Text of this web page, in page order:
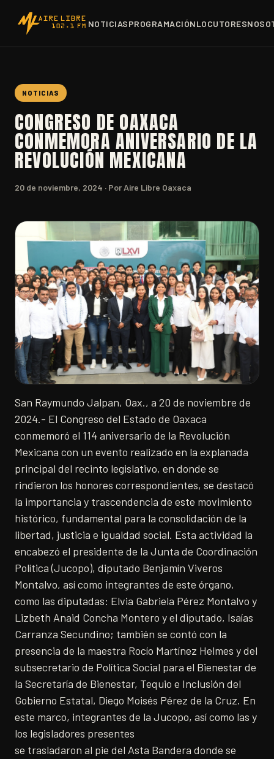
NOTICIASPROGRAMACIÓNLOCUTORES
NOTICIAS
CONGRESO DE OAXACA
CONMEMORA ANIVERSARIO DE LA
REVOLUCIÓN MEXICANA
20 de noviembre, 2024 · Por Aire Libre Oaxaca
San Raymundo Jalpan, Oax., a 20 de noviembre de
2024.- El Congreso del Estado de Oaxaca
conmemoró el 114 aniversario de la Revolución
Mexicana con un evento realizado en la explanada
principal del recinto legislativo, en donde se
rindieron los honores correspondientes, se destacó
la importancia y trascendencia de este movimiento
histórico, fundamental para la consolidación de la
libertad, justicia e igualdad social. Esta actividad la
encabezó el presidente de la Junta de Coordinación
Política (Jucopo), diputado Benjamín Viveros
Montalvo, así como integrantes de este órgano,
como las diputadas: Elvia Gabriela Pérez Montalvo y
Lizbeth Anaid Concha Montero y el diputado, Isaías
Carranza Secundino; también se contó con la
presencia de la maestra Rocío Martínez Helmes y del
subsecretario de Política Social para el Bienestar de
la Secretaría de Bienestar, Tequio e Inclusión del
Gobierno Estatal, Diego Moisés Pérez de la Cruz. En
este marco, integrantes de la Jucopo, así como las y
los legisladores presentes
se trasladaron al pie del Asta Bandera donde se